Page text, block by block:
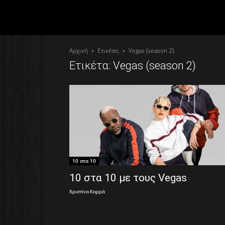
Αρχική Ετικέτες Vegas (season 2)
Ετικέτα: Vegas (season 2)
10 στα 10
10 στα 10 με τους Vegas
Χριστίνα Καρρά